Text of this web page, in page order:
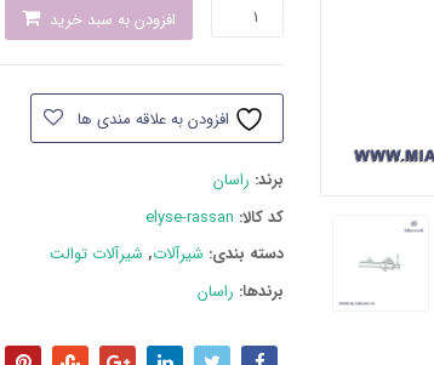
مدل
الیزه
افزودن به سبد خرید
افزودن به علاقه مندی ها
برند: راسان
کد کالا: elyse-rassan
دسته بند‌ی: شیرآلات, شیرآلات توالت
برندها: راسان